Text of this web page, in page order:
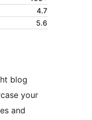
4.7
5.6
blog
your
and